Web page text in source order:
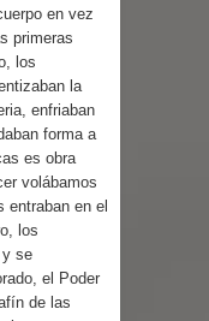
en vez
primeras
los
la
enfriaban
forma a
es obra
volábamos
entraban en el
los
y se
el Poder
de las